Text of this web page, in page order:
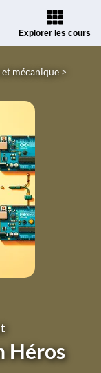
Explorer les cours
mécanique >
Héros